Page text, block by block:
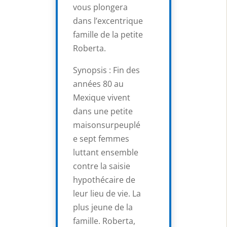
vous plongera
dans l’excentrique
famille de la petite
Roberta.
Synopsis : Fin des
années 80 au
Mexique vivent
dans une petite
maisonsurpeuplé
e sept femmes
luttant ensemble
contre la saisie
hypothécaire de
leur lieu de vie. La
plus jeune de la
famille. Roberta,